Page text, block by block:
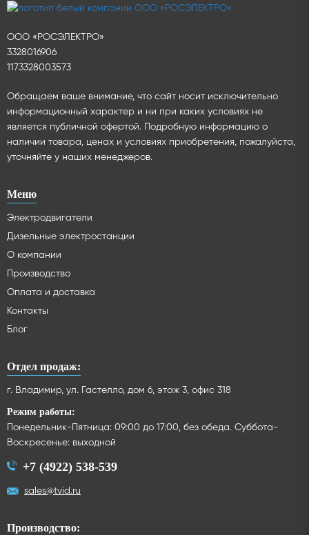
ООО «РОСЭЛЕКТРО»
3328016906
1173328003573
Обращаем ваше внимание, что сайт носит исключительно
информационный характер и ни при каких условиях не
является публичной офертой. Подробную информацию о
наличии товара, ценах и условиях приобретения, пожалуйста,
уточняйте у наших менеджеров.
Меню
Электродвигатели
Дизельные электростанции
О компании
Производство
Оплата и доставка
Контакты
Блог
Отдел продаж:
г. Владимир, ул. Гастелло, дом 6, этаж 3, офис 318
Режим работы:
Понедельник-Пятница: 09:00 до 17:00, без обеда. Суббота-
Воскресенье: выходной
+7 (4922) 538-539
sales@tvid.ru
Производство: